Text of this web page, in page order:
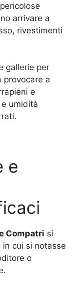
arrivare a
rivestimenti
gallerie per
provocare a
e
umidità
e
Compatri si
cui si notasse
o